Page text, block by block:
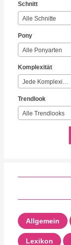
Schnitt
Alle Schnitte
Pony
Alle Ponyarten
Komplexität
Jede Komplexität
Trendlook
Alle Trendlooks
Allgemein
Lexikon